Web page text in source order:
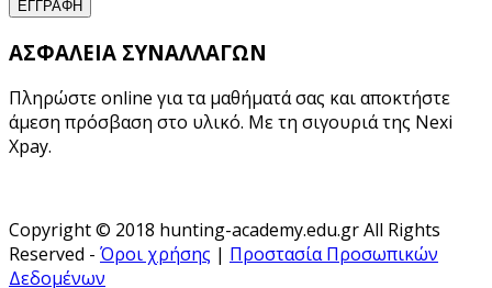
ΑΣΦΑΛΕΙΑ ΣΥΝΑΛΛΑΓΩΝ
Πληρώστε online για τα μαθήματά σας και αποκτήστε
άμεση πρόσβαση στο υλικό. Με τη σιγουριά της Nexi
Xpay.
Copyright © 2018 hunting-academy.edu.gr All Rights
Reserved - Όροι χρήσης | Προστασία Προσωπικών
Δεδομένων